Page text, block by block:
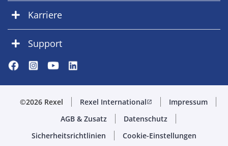
Karriere
Support
©2026 Rexel Rexel Internationalopen_in_new
Impressum
AGB & Zusatz
Datenschutz
Sicherheitsrichtlinien
Cookie-Einstellungen